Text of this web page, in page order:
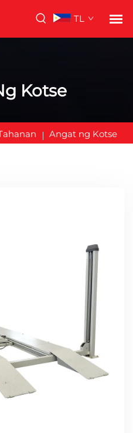
TL
Kotse
Angat ng Kotse